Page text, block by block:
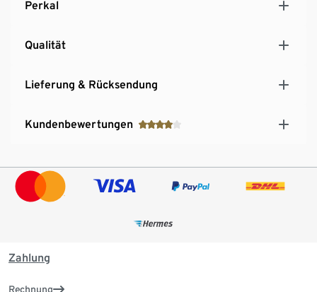
Perkal
Qualität
Lieferung & Rücksendung
Kundenbewertungen
Zahlung
Rechnung